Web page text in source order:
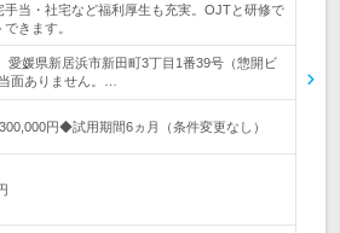
当・社宅など福利厚生も充実。OJTと研修で
きます。
愛媛県新居浜市新田町3丁目1番39号（惣開ビ
面ありません。…
円◆試用期間6ヵ月（条件変更なし）